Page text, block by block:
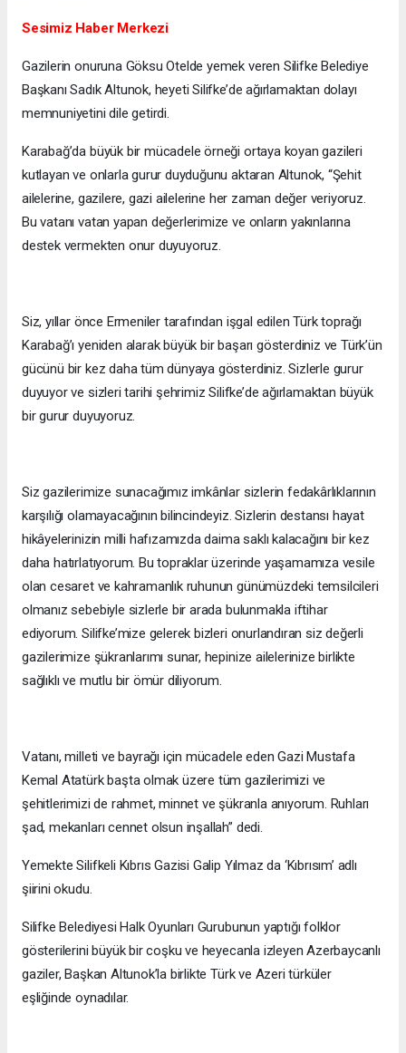
Sesimiz Haber Merkezi
Gazilerin onuruna Göksu Otelde yemek veren Silifke Belediye
Başkanı Sadık Altunok, heyeti Silifke’de ağırlamaktan dolayı
memnuniyetini dile getirdi.
Karabağ’da büyük bir mücadele örneği ortaya koyan gazileri
kutlayan ve onlarla gurur duyduğunu aktaran Altunok, “Şehit
ailelerine, gazilere, gazi ailelerine her zaman değer veriyoruz.
Bu vatanı vatan yapan değerlerimize ve onların yakınlarına
destek vermekten onur duyuyoruz.
Siz, yıllar önce Ermeniler tarafından işgal edilen Türk toprağı
Karabağ’ı yeniden alarak büyük bir başarı gösterdiniz ve Türk’ün
gücünü bir kez daha tüm dünyaya gösterdiniz. Sizlerle gurur
duyuyor ve sizleri tarihi şehrimiz Silifke’de ağırlamaktan büyük
bir gurur duyuyoruz.
Siz gazilerimize sunacağımız imkânlar sizlerin fedakârlıklarının
karşılığı olamayacağının bilincindeyiz. Sizlerin destansı hayat
hikâyelerinizin milli hafızamızda daima saklı kalacağını bir kez
daha hatırlatıyorum. Bu topraklar üzerinde yaşamamıza vesile
olan cesaret ve kahramanlık ruhunun günümüzdeki temsilcileri
olmanız sebebiyle sizlerle bir arada bulunmakla iftihar
ediyorum. Silifke’mize gelerek bizleri onurlandıran siz değerli
gazilerimize şükranlarımı sunar, hepinize ailelerinize birlikte
sağlıklı ve mutlu bir ömür diliyorum.
Vatanı, milleti ve bayrağı için mücadele eden Gazi Mustafa
Kemal Atatürk başta olmak üzere tüm gazilerimizi ve
şehitlerimizi de rahmet, minnet ve şükranla anıyorum. Ruhları
şad, mekanları cennet olsun inşallah” dedi.
Yemekte Silifkeli Kıbrıs Gazisi Galip Yılmaz da ‘Kıbrısım’ adlı
şiirini okudu.
Silifke Belediyesi Halk Oyunları Gurubunun yaptığı folklor
gösterilerini büyük bir coşku ve heyecanla izleyen Azerbaycanlı
gaziler, Başkan Altunok’la birlikte Türk ve Azeri türküler
eşliğinde oynadılar.